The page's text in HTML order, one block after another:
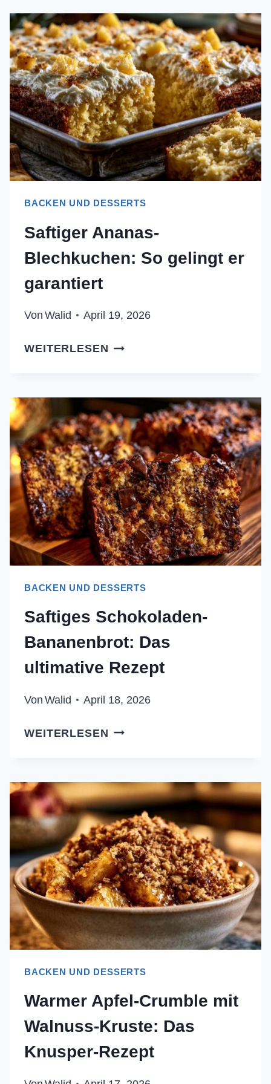
BACKEN UND DESSERTS
Saftiger Ananas-
Blechkuchen: So gelingt er
garantiert
Von Walid April 19, 2026
WEITERLESEN SAFTIGER
SO
GELINGT
ER
GARANTIERT
BACKEN UND DESSERTS
Saftiges Schokoladen-
Bananenbrot: Das
ultimative Rezept
Von Walid April 18, 2026
WEITERLESEN SAFTIGES
DAS
ULTIMATIVE
REZEPT
BACKEN UND DESSERTS
Warmer Apfel-Crumble mit
Walnuss-Kruste: Das
Knusper-Rezept